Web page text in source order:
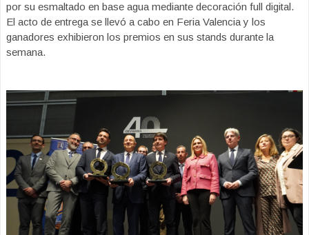
por su esmaltado en base agua mediante decoración full digital.
El acto de entrega se llevó a cabo en Feria Valencia y los
ganadores exhibieron los premios en sus stands durante la
semana.